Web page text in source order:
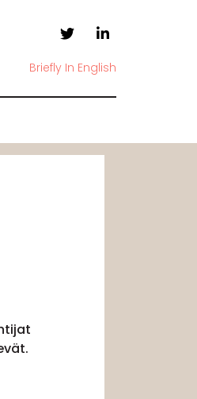
Briefly In English